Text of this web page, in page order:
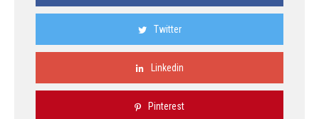
Twitter
Linkedin
Pinterest